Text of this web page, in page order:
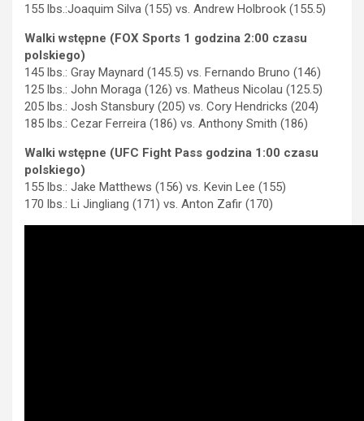
155 lbs.:Joaquim Silva (155) vs. Andrew Holbrook (155.5)
Walki wstępne (FOX Sports 1 godzina 2:00 czasu
polskiego)
145 lbs.: Gray Maynard (145.5) vs. Fernando Bruno (146)
125 lbs.: John Moraga (126) vs. Matheus Nicolau (125.5)
205 lbs.: Josh Stansbury (205) vs. Cory Hendricks (204)
185 lbs.: Cezar Ferreira (186) vs. Anthony Smith (186)
Walki wstępne (UFC Fight Pass godzina 1:00 czasu
polskiego)
155 lbs.: Jake Matthews (156) vs. Kevin Lee (155)
170 lbs.: Li Jingliang (171) vs. Anton Zafir (170)